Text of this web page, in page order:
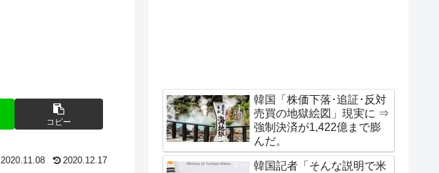
コピー
2020.11.08 2020.12.17
韓国「株価下落･追証･反対
売買の地獄絵図」現実に ⇒
強制決済が1,422億まで膨
んだ。
韓国記者「そんな説明で米